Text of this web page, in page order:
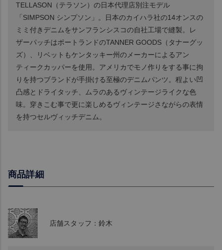
TELLASON（テラソン）の日本代理店別注モデル
「SIMPSON シンプソン」。日本のカイハラ社の14オンスの
ミミ付きデニムをサンフランシスコの自社工場で縫製。レ
ザーパッチはポートランドのTANNER GOODS（タナーグッ
ズ）、リベットもケンタッキー州のメーカーによるアン
ティークカッパーを使用。アメリカでモノ作りをする事に拘
りを持つブランドが手掛ける至極のデニムパンツ。程よい凹
凸感とドライタッチ、ムラのあるヴィンテージライクな色
味。穿きこむ事で更に楽しめるヴィンテージさながらの表情
を持つセルヴィッチデニム。
商品詳細
店舗スタッフ：鈴木